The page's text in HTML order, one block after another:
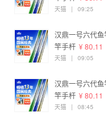
天猫 | 09:25
汉鼎一号六代
竿手杆 ¥ 80.11
天猫 | 09:05
汉鼎一号六代
竿手杆 ¥ 80.11
天猫 | 08:45